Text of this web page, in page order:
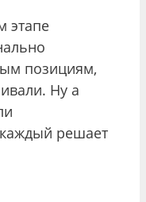
этапе
позициям,
Ну а
решает